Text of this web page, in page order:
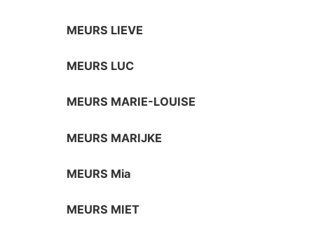
MEURS LIEVE
MEURS LUC
MEURS MARIE-LOUISE
MEURS MARIJKE
MEURS Mia
MEURS MIET